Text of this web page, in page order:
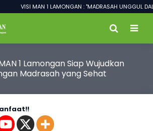
VISI MAN 1 LAMONGAN : "MADRASAH UNGGUL DALAM
1 Lamongan Siap Wujudkan
Madrasah yang Sehat